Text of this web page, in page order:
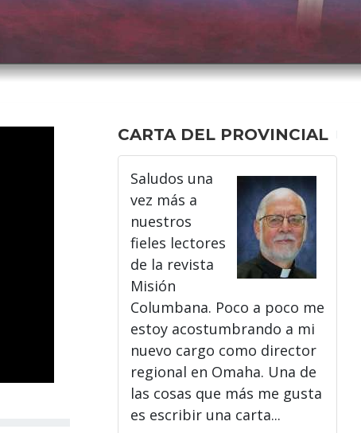
CARTA DEL PROVINCIAL
Saludos una
vez más a
nuestros
fieles lectores
de la revista
Misión
Columbana. Poco a poco me
estoy acostumbrando a mi
nuevo cargo como director
regional en Omaha. Una de
las cosas que más me gusta
es escribir una carta...